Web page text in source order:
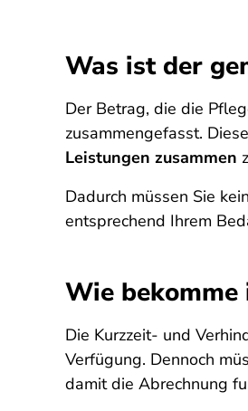
Was ist der
Der Betrag, die die
zusammengefasst.
Leistungen zusammen
Dadurch müssen Sie
entsprechend Ihrem
Wie bekomme
Die Kurzzeit- und
Verfügung. Dennoch
damit die Abrechnung